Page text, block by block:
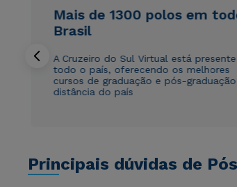
Mais de 1300 polos em
Brasil
A Cruzeiro do Sul Virtual está
todo o país, oferecendo os melhores
cursos de graduação e pós-
distância do país
Principais dúvidas de